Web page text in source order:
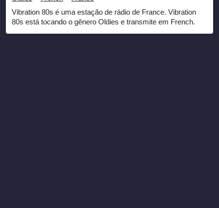
Vibration 80s é uma estação de rádio de France. Vibration
80s está tocando o gênero Oldies e transmite em French.